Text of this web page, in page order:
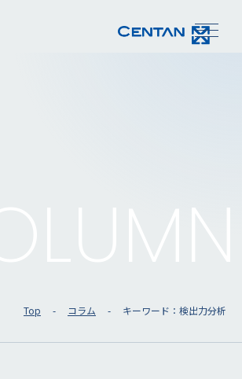
Top コラム キーワード：検出力分析